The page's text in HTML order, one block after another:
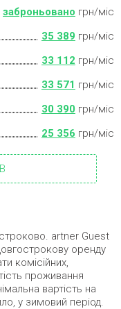
заброньовано грн/міс
35 389 грн/міс
33 112 грн/міс
33 571 грн/міс
30 390 грн/міс
25 356 грн/міс
artner Guest
оренду
комісійних,
проживання
вартість на
у зимовий період.